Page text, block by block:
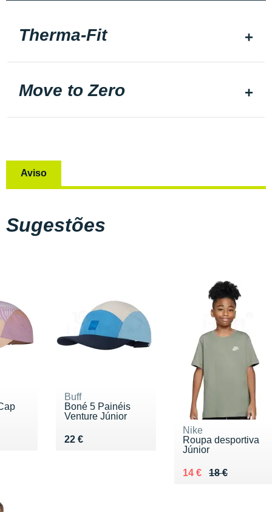
Therma-Fit
Move to Zero
Aviso
Sugestões
Buff
Boné 5 Painéis
Venture Júnior
22 €
Vendu 22 €
Nike
Roupa desportiva
Júnior
18 €
Au lieu de 18 €
14 €
Vendu 14 €